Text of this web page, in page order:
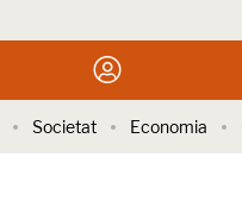
Societat Economia